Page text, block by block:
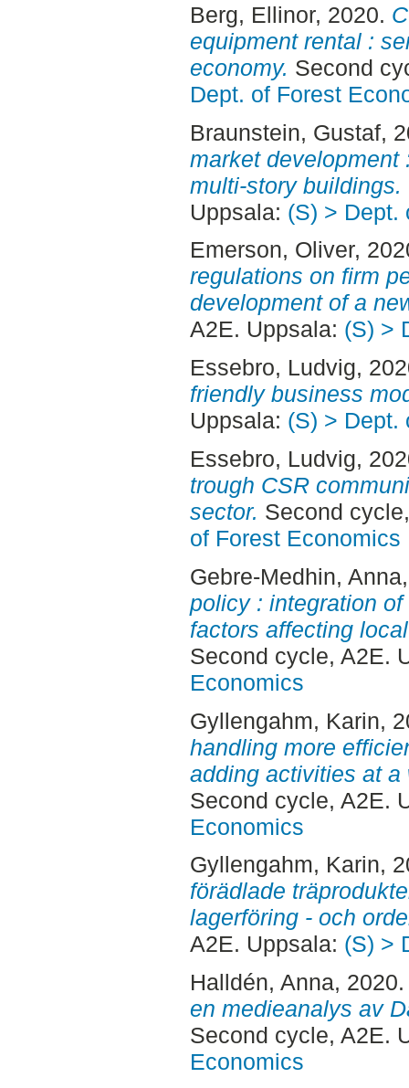
Berg, Ellinor, 2020.
equipment rental :
economy. Second
Dept. of Forest
Braunstein, Gustaf,
market development
multi-story buildings.
Uppsala: (S) > Dept.
Emerson, Oliver,
regulations on firm
development of a
A2E. Uppsala: (S) >
Essebro, Ludvig,
friendly business
Uppsala: (S) > Dept.
Essebro, Ludvig,
trough CSR
sector. Second
of Forest Economics
Gebre-Medhin, Anna
policy : integration
factors affecting
Second cycle, A2E.
Economics
Gyllengahm, Karin,
handling more
adding activities at a
Second cycle, A2E.
Economics
Gyllengahm, Karin,
förädlade
lagerföring - och
A2E. Uppsala: (S) >
Halldén, Anna,
en medieanalys av
Second cycle, A2E.
Economics